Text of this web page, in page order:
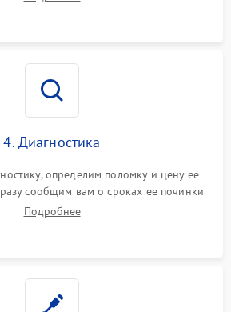
4. Диагностика
определим поломку и цену ее
сообщим вам о сроках ее починки
Подробнее